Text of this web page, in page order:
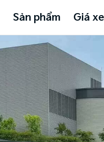
Sản phẩm Giá xe